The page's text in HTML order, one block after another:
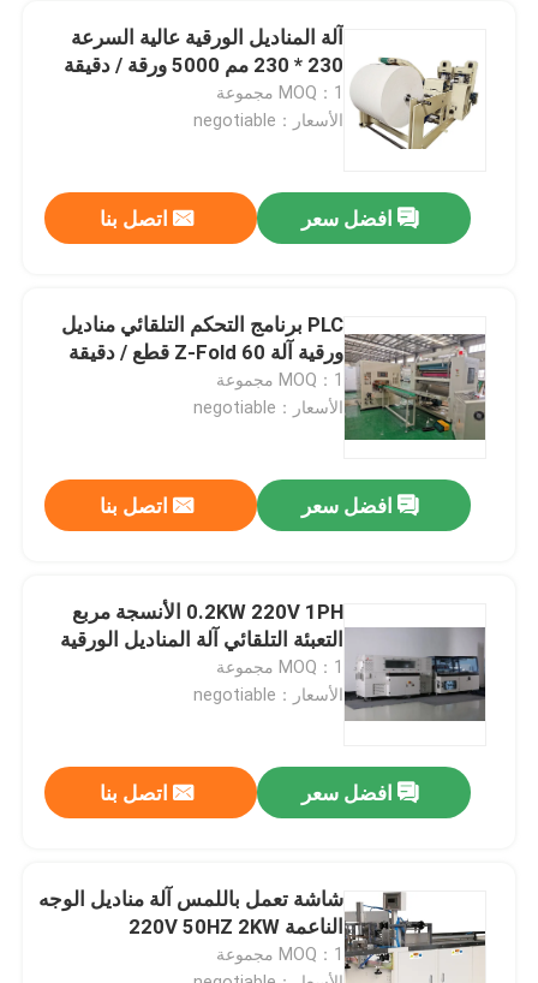
منتجات
عرض الواقع الافتراضي
معلومات عنا
مراقبة الجودة
أخبار
آلة تصنيع المناديل الورقية
آلة مناديل الوجه
آلة المناديل الورقية عالية السرعة
230 * 230 مم 5000 ورقة / دقيقة
MOQ：1 مجموعة
الأسعار：negotiable
افضل سعر اتصل بنا
PLC برنامج التحكم التلقائي مناديل
ورقية آلة Z-Fold 60 قطع / دقيقة
MOQ：1 مجموعة
الأسعار：negotiable
افضل سعر اتصل بنا
0.2KW 220V 1PH الأنسجة مربع
التعبئة التلقائي آلة المناديل الورقية
MOQ：1 مجموعة
الأسعار：negotiable
افضل سعر اتصل بنا
شاشة تعمل باللمس آلة مناديل الوجه
الناعمة 220V 50HZ 2KW
MOQ：1 مجموعة